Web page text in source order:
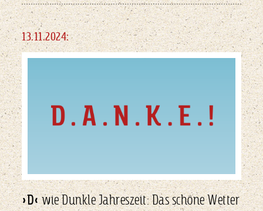
13.11.2024:
»D«wie Dunkle Jahreszeit: Das schöne Wetter